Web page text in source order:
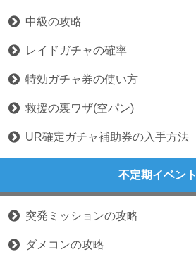
中級の攻略
レイドガチャの確率
特効ガチャ券の使い方
救援の裏ワザ(空パン)
UR確定ガチャ補助券の入手方法
不定期イベント
突発ミッションの攻略
ダメコンの攻略